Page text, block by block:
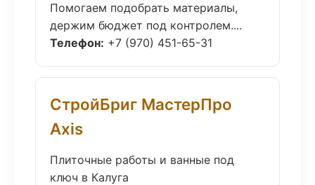
Помогаем подобрать материалы,
держим бюджет под контролем....
Телефон: +7 (970) 451-65-31
СтройБриг МастерПро
Axis
Плиточные работы и ванные под
ключ в Калуга